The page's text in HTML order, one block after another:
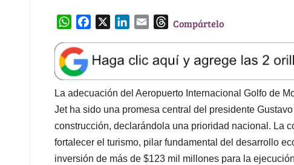
W
a
t
s
A
p
p
e
b
o
o
k
k
e
d
I
n
l
T
e
a
d
s
Compártelo
La adecuación del Aeropuerto Internacional Golfo de
Jet ha sido una promesa central del presidente
construcción, declarándola una prioridad nacional. La
fortalecer el turismo, pilar fundamental del desarrollo
inversión de más de $123 mil millones para la